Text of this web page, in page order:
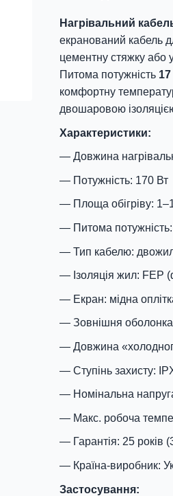
Нагрівальний
екранований кабель
цементну стяжку або
Питома потужність
комфортну
двошаровою
Характеристики:
Довжина
Потужність: 170 Вт
Площа обігріву:
Питома
Тип кабелю:
Ізоляція жил: FEP
Екран: мідна
Зовнішня
Довжина
Ступінь захисту:
Номінальна
Макс. робоча
Гарантія: 25 років
Країна-виробник:
Застосування: